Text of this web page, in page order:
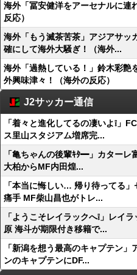
海外「冨安健洋をアーセナルに連
反応）
海外「もう滅茶苦茶」アジアサッ
確にして海外大騒ぎ！（海外...
海外「過熱している！」鈴木彩艶
外興味津々！（海外の反応）
J2サッカー通信
「着々と進化してるの凄いよ❕」
ス里山スタジアム増席完...
「亀ちゃんの後輩ｷﾀ━」カター
大柏からMF内田煌...
「本当に悔しい… 帰り待ってる
痛手 MF柴山昌也がトレ...
「ようこそレイラックへ❕」レイ
原 海斗が期限付き移籍で...
「新潟を想う最高のキャプテン
ンのキャプテンにDF...